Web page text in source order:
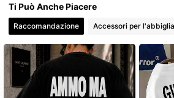
4.70 142 Follower
4.70 142 Follower
4.70 142 Follower
Ti Può Anche Piacere
Raccomandazione Accessori per